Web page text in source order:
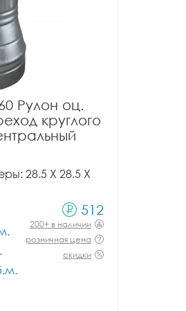
Рулон оц.
круглого
28.5 X 28.5 X
512
200+ в наличии
розничная цена
скидки